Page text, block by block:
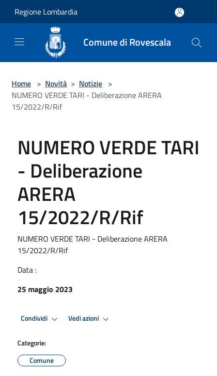
Regione Lombardia
Comune di Rovescala
Home > Novità > Notizie >
NUMERO VERDE TARI - Deliberazione ARERA
15/2022/R/Rif
NUMERO VERDE TARI
- Deliberazione
ARERA
15/2022/R/Rif
NUMERO VERDE TARI - Deliberazione ARERA
15/2022/R/Rif
Data :
25 maggio 2023
Condividi Vedi azioni
Categorie:
Comune